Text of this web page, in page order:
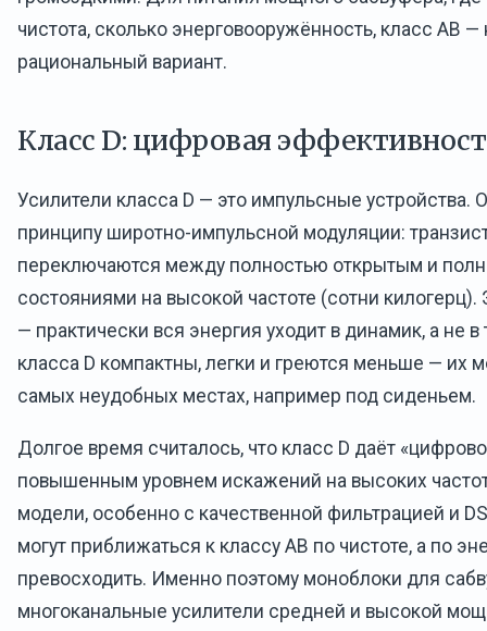
чистота, сколько энерговооружённость, класс AB
рациональный вариант.
Класс D: цифровая
Усилители класса D — это импульсные устройства.
принципу широтно-импульсной модуляции:
переключаются между полностью открытым и
состояниями на высокой частоте (сотни
— практически вся энергия уходит в динамик, а не в
класса D компактны, легки и греются меньше — их
самых неудобных местах, например под сиденьем.
Долгое время считалось, что класс D даёт
повышенным уровнем искажений на высоких
модели, особенно с качественной фильтрацией и
могут приближаться к классу AB по чистоте, а по
превосходить. Именно поэтому моноблоки для
многоканальные усилители средней и высокой